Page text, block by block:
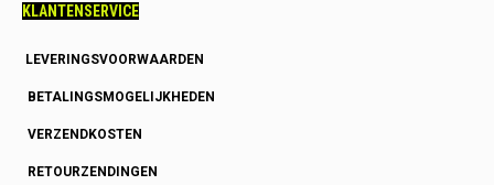
KLANTENSERVICE
LEVERINGSVOORWAARDEN
BETALINGSMOGELIJKHEDEN
VERZENDKOSTEN
RETOURZENDINGEN